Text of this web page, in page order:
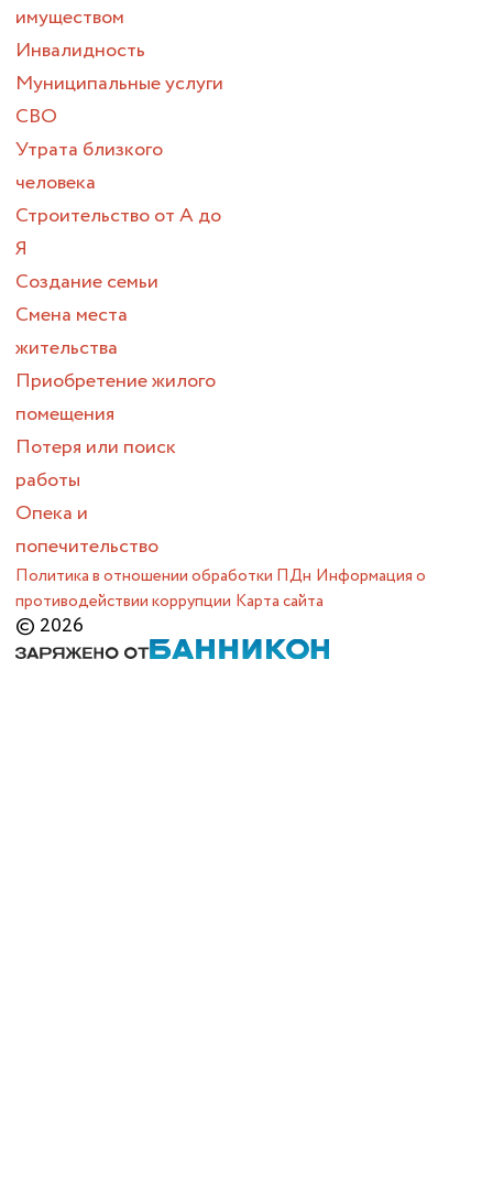
имуществом
Инвалидность
Муниципальные услуги
СВО
Утрата близкого
человека
Строительство от А до
Я
Создание семьи
Смена места
жительства
Приобретение жилого
помещения
Потеря или поиск
работы
Опека и
попечительство
Политика в отношении обработки ПДн Информация о
противодействии коррупции Карта сайта
© 2026